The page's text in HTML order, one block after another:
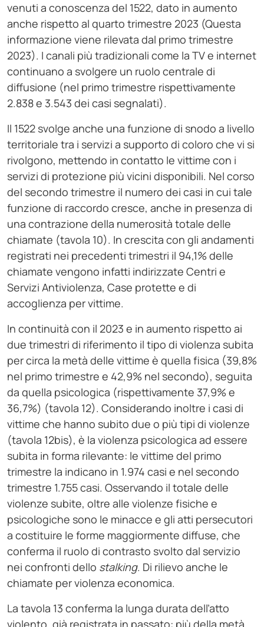
venuti a conoscenza del 1522, dato in aumento
anche rispetto al quarto trimestre 2023 (Questa
informazione viene rilevata dal primo trimestre
2023). I canali più tradizionali come la TV e internet
continuano a svolgere un ruolo centrale di
diffusione (nel primo trimestre rispettivamente
2.838 e 3.543 dei casi segnalati).
Il 1522 svolge anche una funzione di snodo a livello
territoriale tra i servizi a supporto di coloro che vi si
rivolgono, mettendo in contatto le vittime con i
servizi di protezione più vicini disponibili. Nel corso
del secondo trimestre il numero dei casi in cui tale
funzione di raccordo cresce, anche in presenza di
una contrazione della numerosità totale delle
chiamate (tavola 10). In crescita con gli andamenti
registrati nei precedenti trimestri il 94,1% delle
chiamate vengono infatti indirizzate Centri e
Servizi Antiviolenza, Case protette e di
accoglienza per vittime.
In continuità con il 2023 e in aumento rispetto ai
due trimestri di riferimento il tipo di violenza subita
per circa la metà delle vittime è quella fisica (39,8%
nel primo trimestre e 42,9% nel secondo), seguita
da quella psicologica (rispettivamente 37,9% e
36,7%) (tavola 12). Considerando inoltre i casi di
vittime che hanno subito due o più tipi di violenze
(tavola 12bis), è la violenza psicologica ad essere
subita in forma rilevante: le vittime del primo
trimestre la indicano in 1.974 casi e nel secondo
trimestre 1.755 casi. Osservando il totale delle
violenze subite, oltre alle violenze fisiche e
psicologiche sono le minacce e gli atti persecutori
a costituire le forme maggiormente diffuse, che
conferma il ruolo di contrasto svolto dal servizio
nei confronti dello stalking. Di rilievo anche le
chiamate per violenza economica.
La tavola 13 conferma la lunga durata dell’atto
violento, già registrata in passato: più della metà